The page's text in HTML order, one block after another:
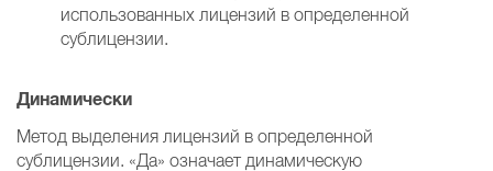
использованных лицензий в определенной
сублицензии.
Динамически
Метод выделения лицензий в определенной
сублицензии. «Да» означает динамическую